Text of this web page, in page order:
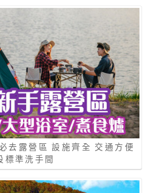
去露營區 設施齊全 交通方便
標準洗手間